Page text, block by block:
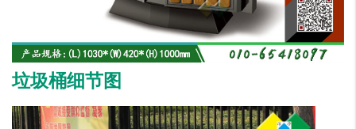
垃圾桶细节图